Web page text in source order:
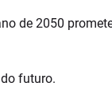
de 2050
futuro.